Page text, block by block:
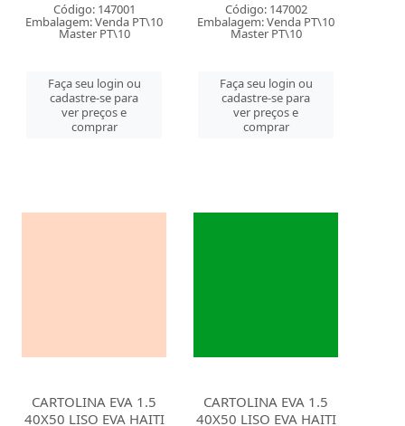
Código: 147001
Embalagem: Venda PT\10
Master PT\10
Faça seu login ou
cadastre-se para
ver preços e
comprar
Código: 147002
Embalagem: Venda PT\10
Master PT\10
Faça seu login ou
cadastre-se para
ver preços e
comprar
CARTOLINA EVA 1.5
40X50 LISO EVA HAITI
CARTOLINA EVA 1.5
40X50 LISO EVA HAITI